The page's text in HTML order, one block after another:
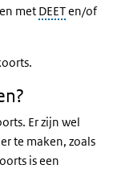
met DEETen/of
Er zijn wel
te maken, zoals
is een